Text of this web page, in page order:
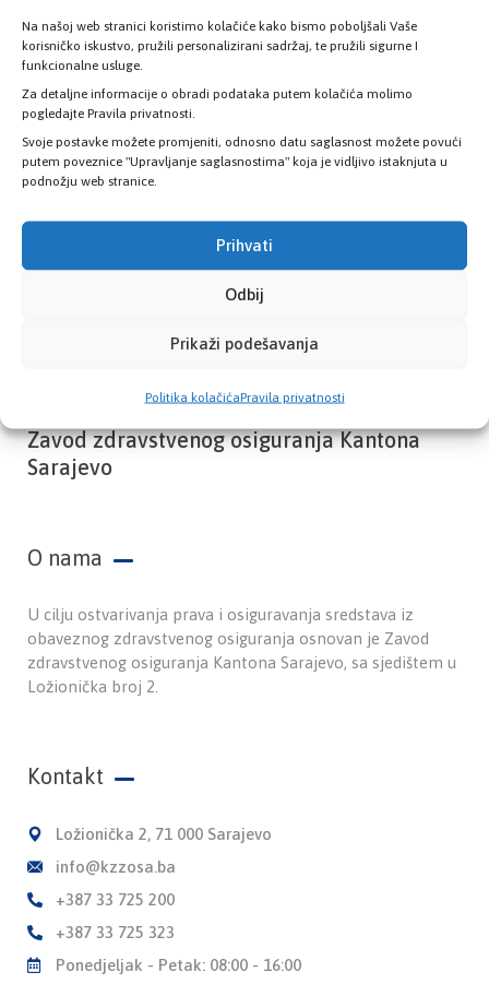
Na našoj web stranici koristimo kolačiće kako bismo poboljšali Vaše
korisničko iskustvo, pružili personalizirani sadržaj, te pružili sigurne I
funkcionalne usluge.
Za detaljne informacije o obradi podataka putem kolačića molimo
pogledajte Pravila privatnosti.
Svoje postavke možete promjeniti, odnosno datu saglasnost možete povući
putem poveznice "Upravljanje saglasnostima" koja je vidljivo istaknjuta u
podnožju web stranice.
Prihvati
Odbij
Prikaži podešavanja
Politika kolačićaPravila privatnosti
Provjerite status vaše elektronske
zdravstvene kartice
PROVJERITE STATUS
Zavod zdravstvenog osiguranja Kantona
Sarajevo
O nama
U cilju ostvarivanja prava i osiguravanja sredstava iz
obaveznog zdravstvenog osiguranja osnovan je Zavod
zdravstvenog osiguranja Kantona Sarajevo, sa sjedištem u
Ložionička broj 2.
Kontakt
Ložionička 2, 71 000 Sarajevo
info@kzzosa.ba
+387 33 725 200
+387 33 725 323
Ponedjeljak - Petak: 08:00 - 16:00